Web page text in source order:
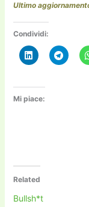
Ultimo
Condividi:
Mi piace:
Related
Bullsh*t